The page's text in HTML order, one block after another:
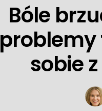
Bóle
sobie